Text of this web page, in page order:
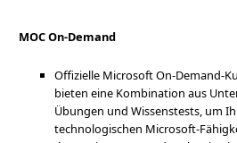
MOC On-Demand
Offizielle Microsoft On-Demand-
bieten eine Kombination aus
Übungen und Wissenstests, um
technologischen Microsoft-